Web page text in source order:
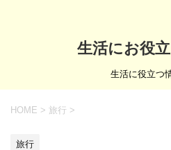
生活にお役
生活に役立つ
HOME > 旅行 >
旅行